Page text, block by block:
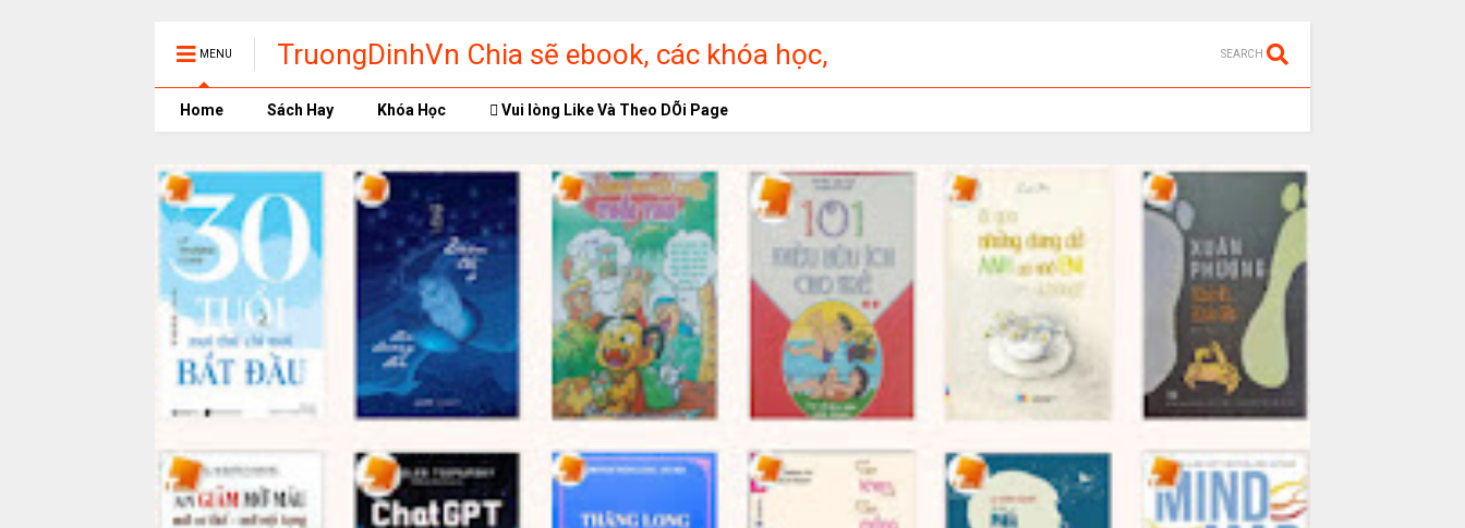
MENU
TruongDinhVn Chia sẽ ebook, các khóa học,
phần mềm học tập miễn phí
SEARCH
Home Sách Hay Khóa Học Vui lòng Like Và Theo DÕi Page